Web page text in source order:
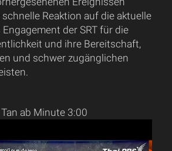
Reaktion auf die aktuelle
der SRT für die
und ihre Bereitschaft,
und schwer zugänglichen
ab Minute 3:00